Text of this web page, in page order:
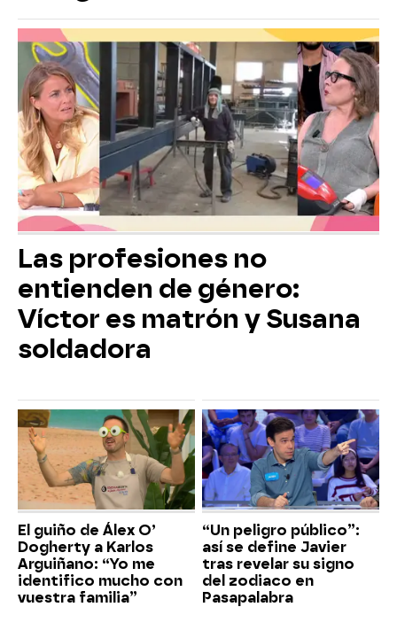
Las profesiones no
entienden de género:
Víctor es matrón y Susana
soldadora
El guiño de Álex O’
Dogherty a Karlos
Arguiñano: “Yo me
identifico mucho con
vuestra familia”
“Un peligro público”:
así se define Javier
tras revelar su signo
del zodiaco en
Pasapalabra